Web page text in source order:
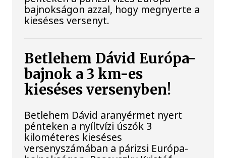
bajnokságon azzal, hogy megnyerte a
kieséses versenyt.
Betlehem Dávid Európa-
bajnok a 3 km-es
kieséses versenyben!
Betlehem Dávid aranyérmet nyert
pénteken a nyíltvízi úszók 3
kilométeres kieséses
versenyszámában a párizsi Európa-